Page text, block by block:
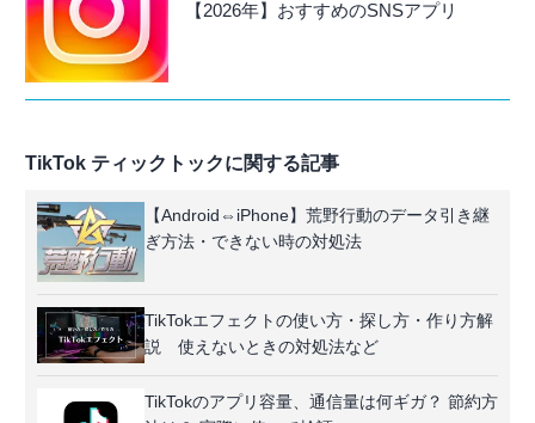
【2026年】おすすめのSNSアプリ
TikTok ティックトックに関する記事
【Android⇔iPhone】荒野行動のデータ引き継
ぎ方法・できない時の対処法
TikTokエフェクトの使い方・探し方・作り方解
説 使えないときの対処法など
TikTokのアプリ容量、通信量は何ギガ？ 節約方